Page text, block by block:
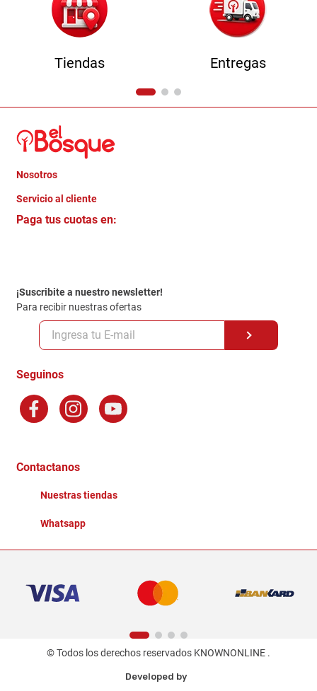
Tiendas Entregas
Nosotros
Quienes somos
Trabaja con Nosotros
Servicio al cliente
Crédito Directo
Politica de Privacidad
Políticas y condiciones GiftCard
Formas de Pago
Terminos y Condiciones
Factura Electronica
Ganadores - Promociones
Paga tus cuotas en:
¡Suscribite a nuestro newsletter!
Para recibir nuestras ofertas
Seguinos
Contactanos
Nuestras tiendas
Whatsapp
© Todos los derechos reservados KNOWNONLINE .
Developed by